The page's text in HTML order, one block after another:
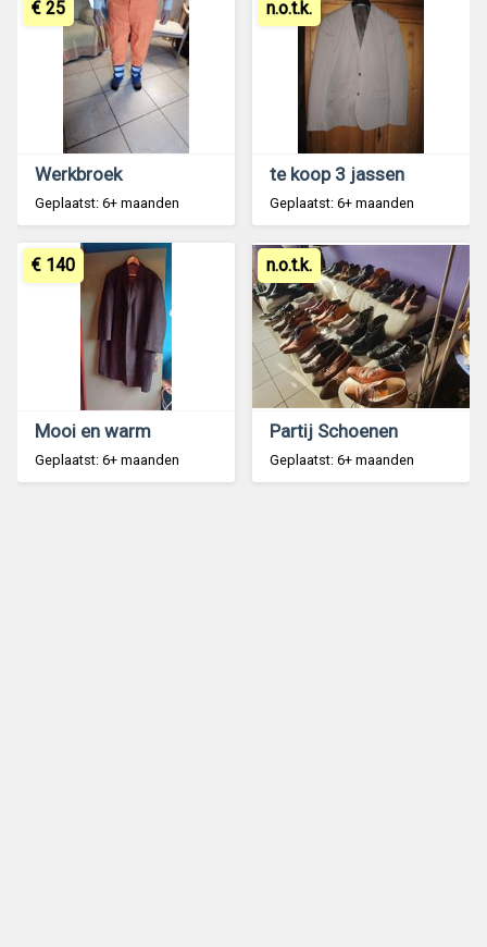
Werkbroek
Geplaatst: 6+ maanden
€ 25
te koop 3 jassen
Geplaatst: 6+ maanden
n.o.t.k.
Mooi en warm
Geplaatst: 6+ maanden
€ 140
Partij Schoenen
Geplaatst: 6+ maanden
n.o.t.k.